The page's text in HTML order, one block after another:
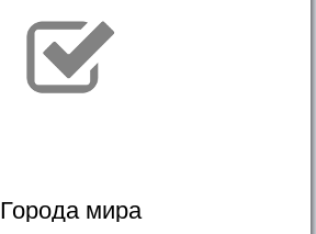
Города мира